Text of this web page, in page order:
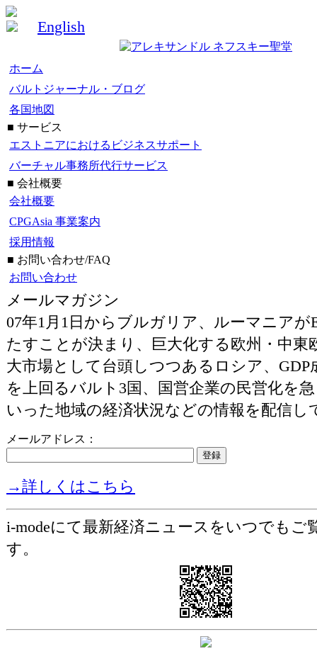
English
ホーム
バルトジャーナル・ブログ
各国地図
■ サービス
エストニアにおけるビジネスサポート
バーチャル事務所代行サービス
■ 会社概要
会社概要
CPGAsia 事業案内
採用情報
■ お問い合わせ/FAQ
お問い合わせ
メールマガジン
07年1月1日からブルガリア、ルーマニアが
たすことが決まり、巨大化する欧州・中東
大市場として台頭しつつあるロシア、GDP
を上回るバルト3国、国営企業の民営化を
いった地域の経済状況などの情報を配信し
メールアドレス：
→詳しくはこちら
i-modeにて最新経済ニュースをいつでもご
す。